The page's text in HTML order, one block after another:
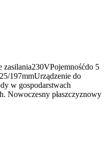
5
197mmUrządzenie do
w gospodarstwach
Nowoczesny płaszczyznowy